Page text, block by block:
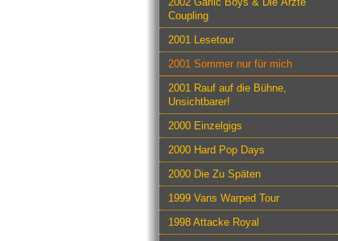
Coupling
2001 Lesetour
2001 Sommer nur für mich
2001 Rauf auf die Bühne,
Unsichtbarer!
2000 Einzelgigs
2000 Hard Pop Days
2000 Die Zu Späten
1999 Vans Warped Tour
1998 Attacke Royal